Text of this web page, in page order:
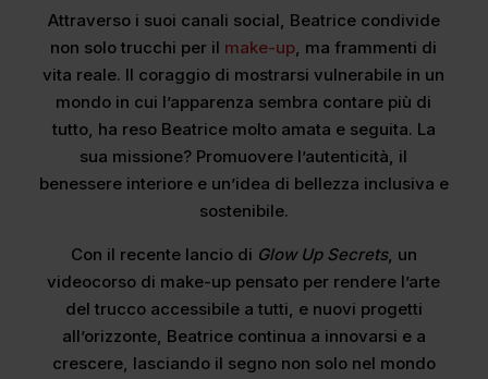
Attraverso i suoi canali social, Beatrice condivide
non solo trucchi per il make-up, ma frammenti di
vita reale. Il coraggio di mostrarsi vulnerabile in un
mondo in cui l’apparenza sembra contare più di
tutto, ha reso Beatrice molto amata e seguita. La
sua missione? Promuovere l’autenticità, il
benessere interiore e un’idea di bellezza inclusiva e
sostenibile.
Con il recente lancio di Glow Up Secrets, un
videocorso di make-up pensato per rendere l’arte
del trucco accessibile a tutti, e nuovi progetti
all’orizzonte, Beatrice continua a innovarsi e a
crescere, lasciando il segno non solo nel mondo